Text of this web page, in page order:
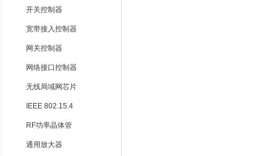
开关控制器
宽带接入控制器
网关控制器
网络接口控制器
无线局域网芯片
IEEE 802.15.4
RF功率晶体管
通用放大器